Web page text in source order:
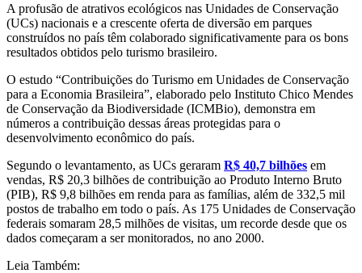
A profusão de atrativos ecológicos nas Unidades de Conservação
(UCs) nacionais e a crescente oferta de diversão em parques
construídos no país têm colaborado significativamente para os bons
resultados obtidos pelo turismo brasileiro.
O estudo “Contribuições do Turismo em Unidades de Conservação
para a Economia Brasileira”, elaborado pelo Instituto Chico Mendes
de Conservação da Biodiversidade (ICMBio), demonstra em
números a contribuição dessas áreas protegidas para o
desenvolvimento econômico do país.
Segundo o levantamento, as UCs geraram R$ 40,7 bilhões em
vendas, R$ 20,3 bilhões de contribuição ao Produto Interno Bruto
(PIB), R$ 9,8 bilhões em renda para as famílias, além de 332,5 mil
postos de trabalho em todo o país. As 175 Unidades de Conservação
federais somaram 28,5 milhões de visitas, um recorde desde que os
dados começaram a ser monitorados, no ano 2000.
Leia Também: